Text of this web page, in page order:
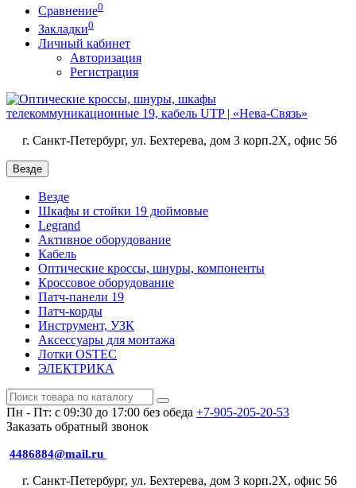
Сравнение0
Закладки0
Личный кабинет
Авторизация
Регистрация
г. Санкт-Петербург, ул. Бехтерева, дом 3 корп.2X, офис 56
Везде
Везде
Шкафы и стойки 19 дюймовые
Legrand
Активное оборудование
Кабель
Оптические кроссы, шнуры, компоненты
Кроссовое оборудование
Патч-панели 19
Патч-корды
Инструмент, УЗК
Аксессуары для монтажа
Лотки OSTEC
ЭЛЕКТРИКА
Пн - Пт: с 09:30 до 17:00 без обеда +7-905-205-20-53
Заказать обратный звонок
4486884@mail.ru
г. Санкт-Петербург, ул. Бехтерева, дом 3 корп.2X, офис 56